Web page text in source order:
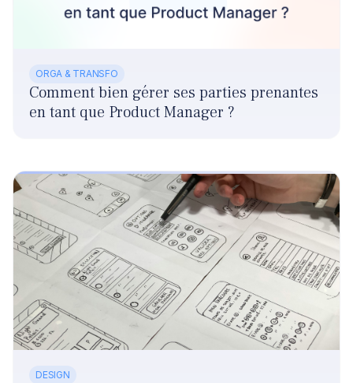
ORGA & TRANSFO
Comment bien gérer ses parties prenantes
en tant que Product Manager ?
DESIGN